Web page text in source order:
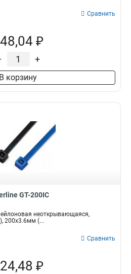
Сравнить
₽
+
В корзину
GT-200IC
неоткрывающаяся,
200x3.6мм (...
Сравнить
₽